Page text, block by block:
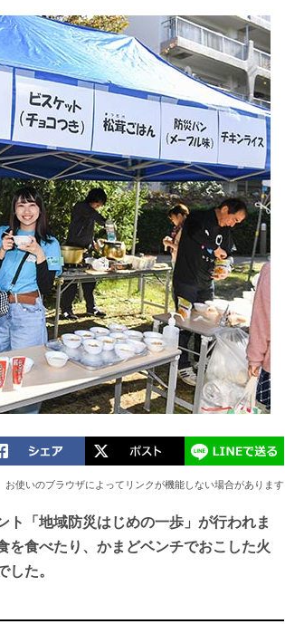
お使いのブラウザによってリンクが機能しない場合があります
「地域防災はじめの一歩」が行われま
を食べたり、かまどベンチでおこした火
た。